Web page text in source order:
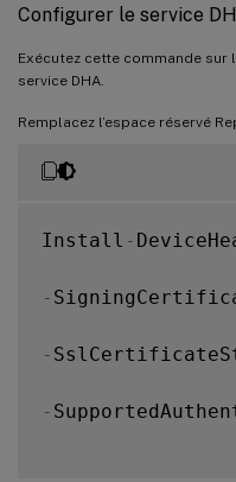
Configurer le service
Exécutez cette commande
service DHA.
Remplacez l’espace réservé
Install -
-
-
-